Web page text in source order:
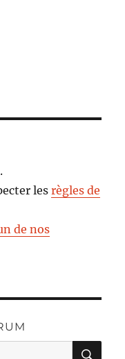
lesrègles de
de nos